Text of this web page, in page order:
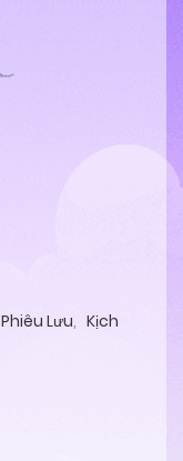
Phiêu Lưu, Kịch